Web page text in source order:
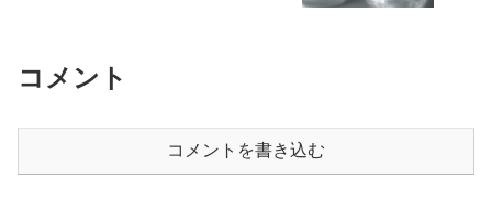
コメント
コメントを書き込む